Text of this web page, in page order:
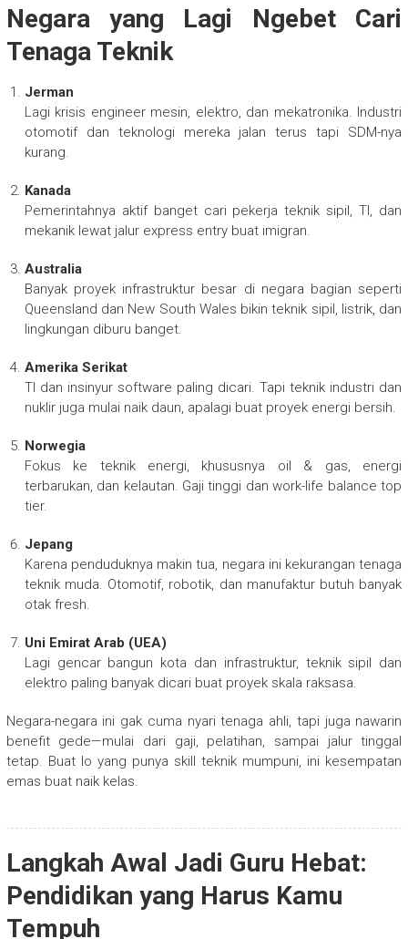
Negara yang Lagi Ngebet Cari
Tenaga Teknik
Jerman
Lagi krisis engineer mesin, elektro, dan mekatronika. Industri
otomotif dan teknologi mereka jalan terus tapi SDM-nya
kurang.
Kanada
Pemerintahnya aktif banget cari pekerja teknik sipil, TI, dan
mekanik lewat jalur express entry buat imigran.
Australia
Banyak proyek infrastruktur besar di negara bagian seperti
Queensland dan New South Wales bikin teknik sipil, listrik, dan
lingkungan diburu banget.
Amerika Serikat
TI dan insinyur software paling dicari. Tapi teknik industri dan
nuklir juga mulai naik daun, apalagi buat proyek energi bersih.
Norwegia
Fokus ke teknik energi, khususnya oil & gas, energi
terbarukan, dan kelautan. Gaji tinggi dan work-life balance top
tier.
Jepang
Karena penduduknya makin tua, negara ini kekurangan tenaga
teknik muda. Otomotif, robotik, dan manufaktur butuh banyak
otak fresh.
Uni Emirat Arab (UEA)
Lagi gencar bangun kota dan infrastruktur, teknik sipil dan
elektro paling banyak dicari buat proyek skala raksasa.
Negara-negara ini gak cuma nyari tenaga ahli, tapi juga nawarin
benefit gede—mulai dari gaji, pelatihan, sampai jalur tinggal
tetap. Buat lo yang punya skill teknik mumpuni, ini kesempatan
emas buat naik kelas.
Langkah Awal Jadi Guru Hebat:
Pendidikan yang Harus Kamu
Tempuh